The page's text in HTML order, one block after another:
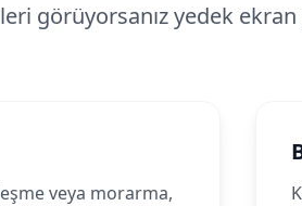
görüyorsanız yedek
veya morarma,